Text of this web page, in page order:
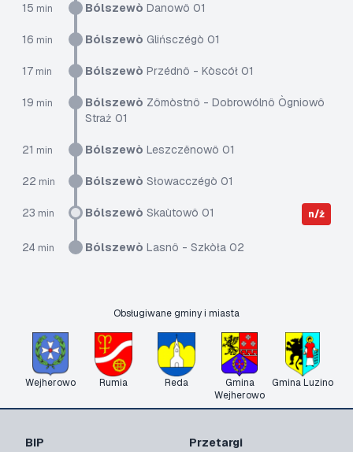
15 min Bólszewò Danowô 01
16 min Bólszewò Glińsczégò 01
17 min Bólszewò Przédnô - Kòscół 01
19 min Bólszewò Zômòstnô - Dobrowólnô Ògniowô
Straż 01
21 min Bólszewò Leszczënowô 01
22 min Bólszewò Słowacczégò 01
23 min Bólszewò Skaùtowô 01 n/ż
24 min Bólszewò Lasnô - Szkòła 02
Obsługiwane gminy i miasta
Wejherowo Rumia Reda
Gmina
Wejherowo
Gmina Luzino
BIP
Przetargi